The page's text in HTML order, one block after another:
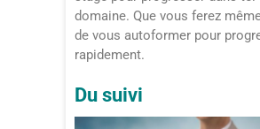
domaine. Que vous ferez
de vous autoformer pour
rapidement.
Du suivi